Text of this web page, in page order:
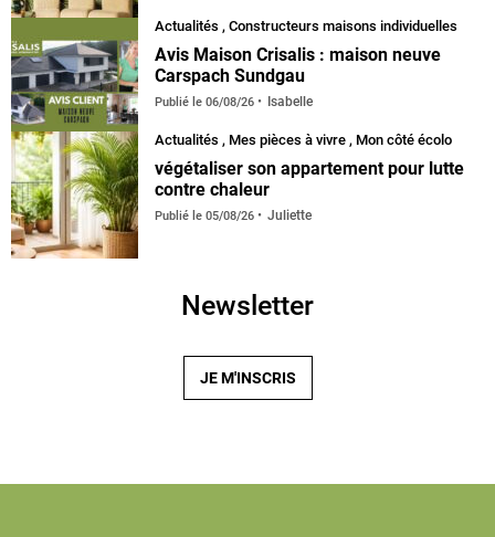
Actualités , Constructeurs maisons individuelles
Avis Maison Crisalis : maison neuve
Carspach Sundgau
Publié le 06/08/26 Isabelle
Actualités , Mes pièces à vivre , Mon côté écolo
végétaliser son appartement pour lutte
contre chaleur
Publié le 05/08/26 Juliette
Newsletter
JE M'INSCRIS